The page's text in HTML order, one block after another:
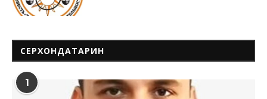
СЕРХОНДАТАРИН
1